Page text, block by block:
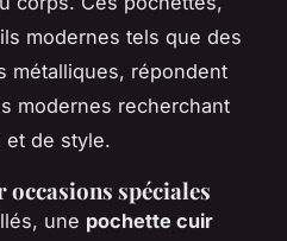
modernes tels que des
métalliques, répondent
modernes recherchant
et de style.
occasions spéciales
une pochette cuir